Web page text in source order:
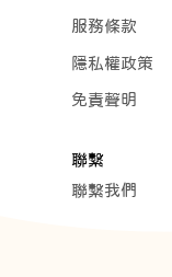
服務條款
隱私權政策
免責聲明
聯繫
聯繫我們